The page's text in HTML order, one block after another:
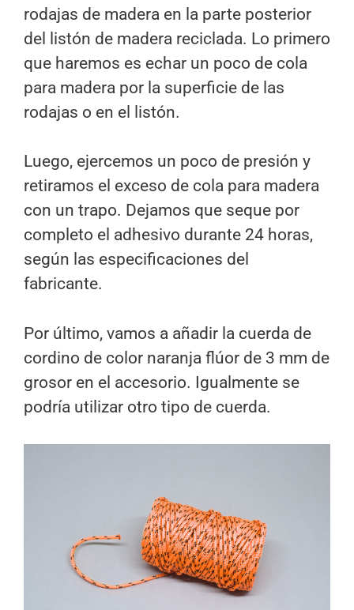
rodajas de madera en la parte posterior
del listón de madera reciclada. Lo primero
que haremos es echar un poco de cola
para madera por la superficie de las
rodajas o en el listón.
Luego, ejercemos un poco de presión y
retiramos el exceso de cola para madera
con un trapo. Dejamos que seque por
completo el adhesivo durante 24 horas,
según las especificaciones del
fabricante.
Por último, vamos a añadir la cuerda de
cordino de color naranja flúor de 3 mm de
grosor en el accesorio. Igualmente se
podría utilizar otro tipo de cuerda.